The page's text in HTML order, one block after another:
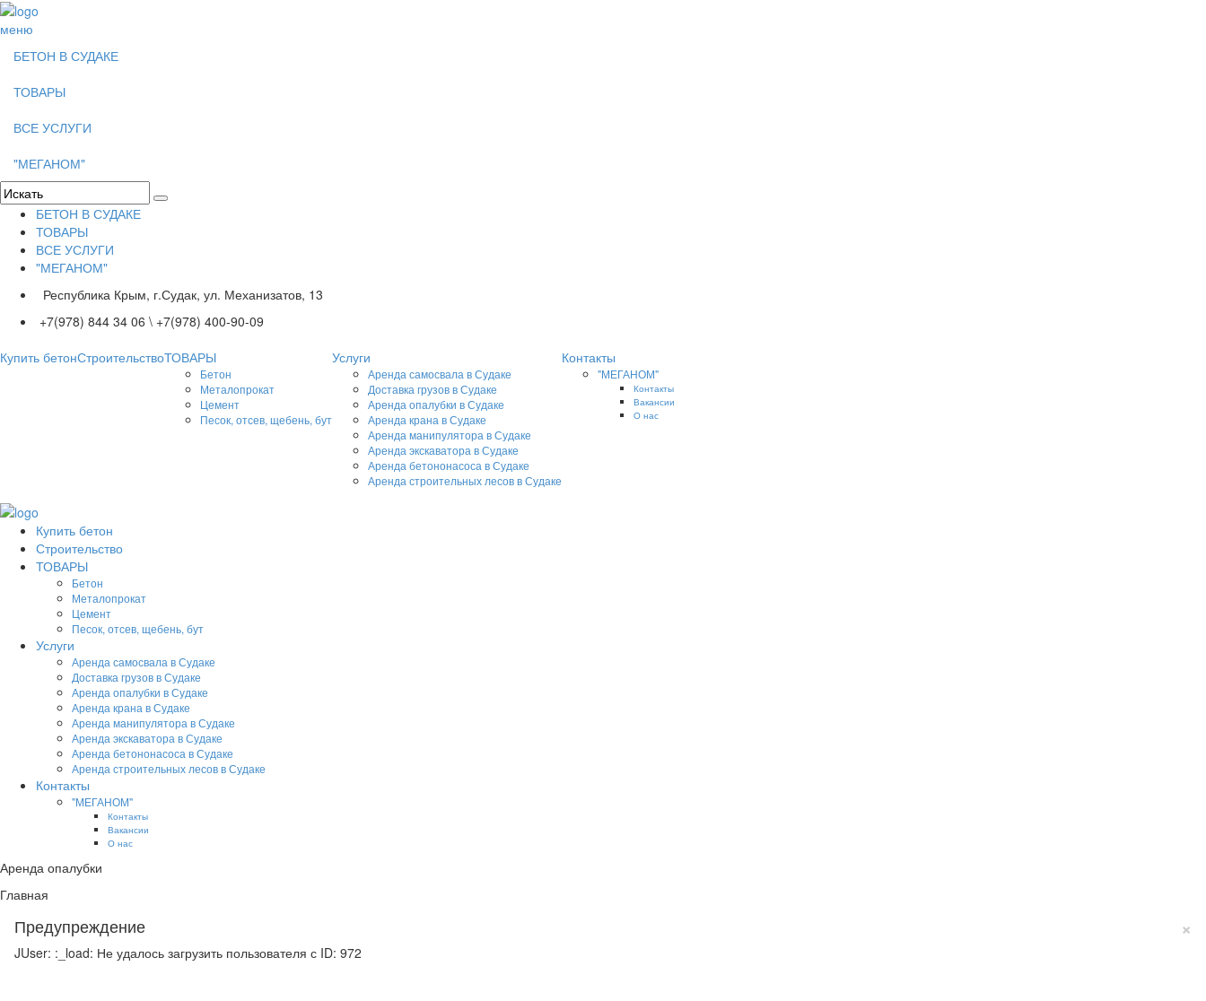
меню
БЕТОН В СУДАКЕ
ТОВАРЫ
ВСЕ УСЛУГИ
"МЕГАНОМ"
БЕТОН В СУДАКЕ
ТОВАРЫ
ВСЕ УСЛУГИ
"МЕГАНОМ"
Республика Крым, г.Судак, ул. Механизатов, 13
+7(978) 844 34 06 \ +7(978) 400-90-09
Купить бетонСтроительствоТОВАРЫ
Бетон
Металопрокат
Цемент
Песок, отсев, щебень, бут
Услуги
Аренда самосвала в Судаке
Доставка грузов в Судаке
Аренда опалубки в Судаке
Аренда крана в Судаке
Аренда манипулятора в Судаке
Аренда экскаватора в Судаке
Аренда бетононасоса в Судаке
Аренда строительных лесов в Судаке
Контакты
"МЕГАНОМ"
Контакты
Вакансии
О нас
Купить бетон
Строительство
ТОВАРЫ
Бетон
Металопрокат
Цемент
Песок, отсев, щебень, бут
Услуги
Аренда самосвала в Судаке
Доставка грузов в Судаке
Аренда опалубки в Судаке
Аренда крана в Судаке
Аренда манипулятора в Судаке
Аренда экскаватора в Судаке
Аренда бетононасоса в Судаке
Аренда строительных лесов в Судаке
Контакты
"МЕГАНОМ"
Контакты
Вакансии
О нас
Аренда опалубки
Главная
×
Предупреждение
JUser: :_load: Не удалось загрузить пользователя с ID: 972